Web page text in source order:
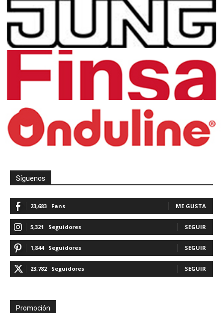
Síguenos
23,683 Fans ME GUSTA
5,321 Seguidores SEGUIR
1,844 Seguidores SEGUIR
23,782 Seguidores SEGUIR
Promoción